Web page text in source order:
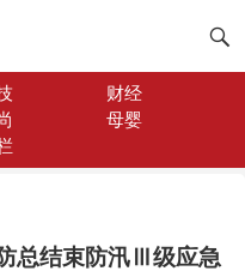
财经
母婴
总结束防汛Ⅲ级应急